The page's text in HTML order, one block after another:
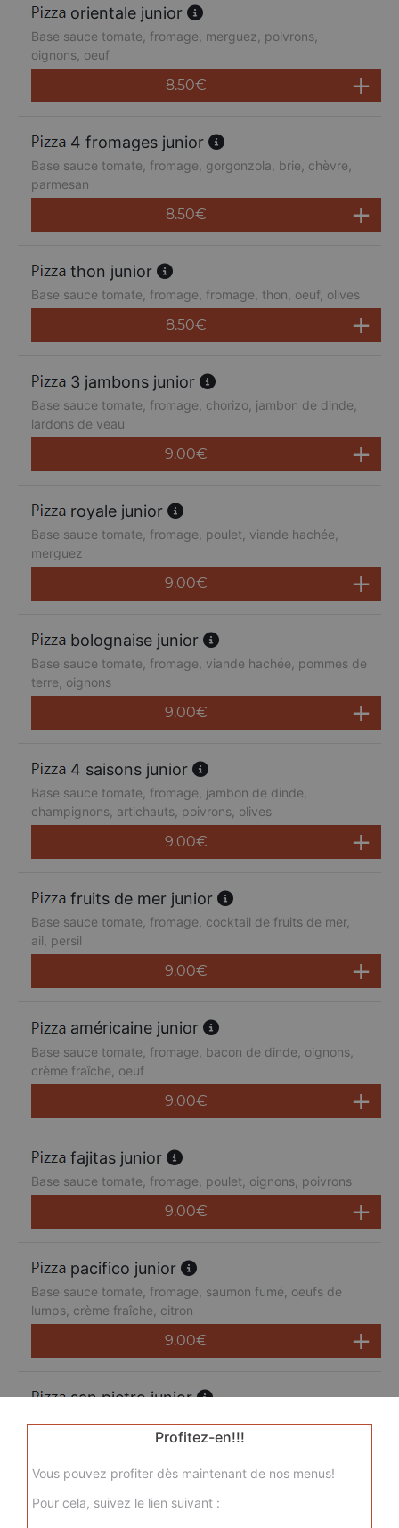
orientale junior
Base sauce tomate, fromage, merguez, poivrons,
oignons, oeuf
8.50€
4 fromages junior
Base sauce tomate, fromage, gorgonzola, brie, chèvre,
parmesan
8.50€
thon junior
Base sauce tomate, fromage, fromage, thon, oeuf, olives
8.50€
3 jambons junior
Base sauce tomate, fromage, chorizo, jambon de dinde,
lardons de veau
9.00€
royale junior
Base sauce tomate, fromage, poulet, viande hachée,
merguez
9.00€
bolognaise junior
Base sauce tomate, fromage, viande hachée, pommes de
terre, oignons
9.00€
4 saisons junior
Base sauce tomate, fromage, jambon de dinde,
champignons, artichauts, poivrons, olives
9.00€
fruits de mer junior
Base sauce tomate, fromage, cocktail de fruits de mer,
ail, persil
9.00€
américaine junior
Base sauce tomate, fromage, bacon de dinde, oignons,
crème fraîche, oeuf
9.00€
fajitas junior
Base sauce tomate, fromage, poulet, oignons, poivrons
9.00€
pacifico junior
Base sauce tomate, fromage, saumon fumé, oeufs de
lumps, crème fraîche, citron
9.00€
san pietro junior
Base sauce tomate, fromage, chorizo, jambon de dinde,
merguez, champignons
9.00€
Profitez-en!!!
Vous pouvez profiter dès maintenant de nos menus!
Pour cela, suivez le lien suivant :